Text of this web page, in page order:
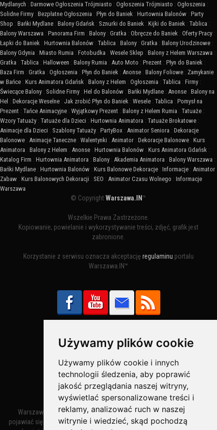
Używamy plików cookie
Używamy plików cookie i innych
technologii śledzenia, aby poprawić
jakość przeglądania naszej witryny,
wyświetlać spersonalizowane treści i
reklamy, analizować ruch w naszej
witrynie i wiedzieć, skąd pochodzą
Mydlanych : Darmowe Ogłoszenia Trójmiasto : Ogłoszenia Trójmiasto : Ogłoszenia :
Solidne Firmy : Bezpłatne Ogłoszenia : Płyn do Baniek : Hurtownia Balonów : Party
Shop : Bańki Mydlane : Balony Gdańsk : Sznurki do Baniek : Kijki do Baniek : Tablica :
Balony Warszawa : Panorama Firm : Balony : Gratka : Obręcze do Baniek : Oferty Pracy :
Łapki do Baniek : Hurtownia Balonów : Tablica : Balony : Gratka : Balony Urodzinowe :
Balony Gdynia : Miasto Rumia : Fotobudka : Wesele Sklep : Balony z Helem Warszawa :
Gratka : Tablica : Halloween : Balony Rumia : Auto Moto : Prezent : Płyn do Baniek :
Baza Firm : Gratka : Ogłoszenia : Płyn do Baniek : Anonse : Balony Foliowe : Zamykanie
w Bańce : Kurs Animatora Gdańsk : Balony z Helem : Ogłoszenia : Tablica : Firmy :
Świecące Balony : Solidne Firmy : Hel do Balonów : Bańki Mydlane : Anonse : Balony na
Hel : Dekoracje Weselne : Jak zrobić Płyn do Baniek : Wesele : Tablica : Pomysł na
Prezent : Tańce Animacyjne : Wyjątkowy Prezent : Balony z Helem Rumia : Tatuaże :
Wzory Tatuaży : Tatuaże dla Dzieci : Hurtownia Animatora : Tatuaże Brokatowe :
Animacje dla Dzieci : Szablony Tatuaży : PartyBox : Animator Seniora : Dekoracje
Balonowe : Animacje Taneczne : Walentynki : Animator : Dekoracje Balonowe : Kurs
Animatora : Balony z Helem : Anonse : Hurtownia Balonów : Kurs Animatora Gdańsk :
Katalog Firm : Hurtownia Animatora : Balony : Akademia Animatora : Balony Warszawa :
Bańki Mydlane : Hurtownia Balonów : Kurs Balonowe Dekoracje : Informacje : Animator
Zabaw : Kurs Balonowych Dekoracji : SEO : Animator Czasu Wolnego : Informacje
Warszawa
© CopyrightWarszawa.IN ™
Wszelkie Prawa Zastrzeżone.
Kopiowanie, powielanie i wykorzystywanie treści, zdjęć, grafik jest
zabronione.
Korzystanie z serwisu oznacza akceptację regulaminu portalu
Warszawa.IN™
Bezpieczne Płatności obsługuje:
Warszawa – miasto stołeczne Warszawa. Nazwa miasta zaczęła
pojawiać się w dokumentach w XIV wieku jako Warszewa, a od XV wieku